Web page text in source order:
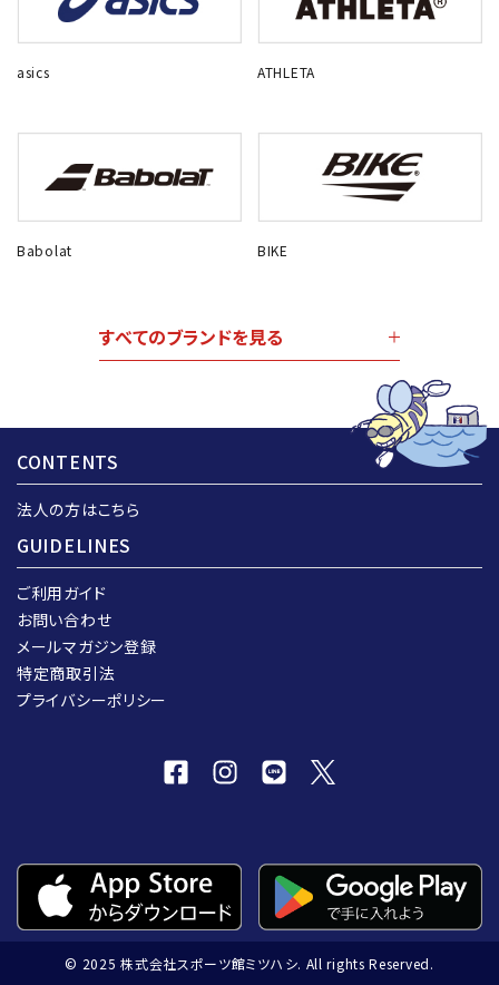
asics ATHLETA
Babolat BIKE
すべてのブランドを見る
CONTENTS
法人の方はこちら
GUIDELINES
ご利用ガイド
お問い合わせ
メールマガジン登録
特定商取引法
プライバシーポリシー
© 2025 株式会社スポーツ館ミツハシ. All rights Reserved.